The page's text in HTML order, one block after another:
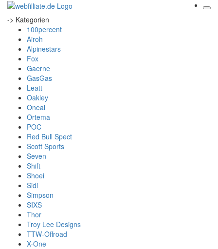
-> Kategorien
100percent
Airoh
Alpinestars
Fox
Gaerne
GasGas
Leatt
Oakley
Oneal
Ortema
POC
Red Bull Spect
Scott Sports
Seven
Shift
Shoei
Sidi
Simpson
SIXS
Thor
Troy Lee Designs
TTW-Offroad
X-One